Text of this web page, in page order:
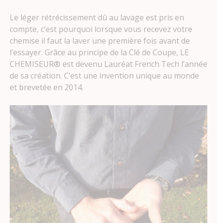
Le léger rétrécissement dû au lavage est pris en
compte, c’est pourquoi lorsque vous recevez votre
chemise il faut la laver une première fois avant de
l’essayer. Grâce au principe de la Clé de Coupe, LE
CHEMISEUR® est devenu Lauréat French Tech l’année
de sa création. C’est une invention unique au monde
et brevetée en 2014.